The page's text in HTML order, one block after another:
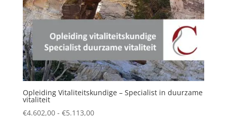
Opleiding Vitaliteitskundige – Specialist in duurzame
vitaliteit
€4.602,00 - €5.113,00Prijsklasse: